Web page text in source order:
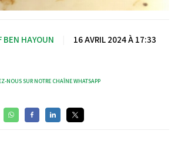
BEN HAYOUN 16 AVRIL 2024 À 17:33
NOUS SUR NOTRE CHAÎNE WHATSAPP